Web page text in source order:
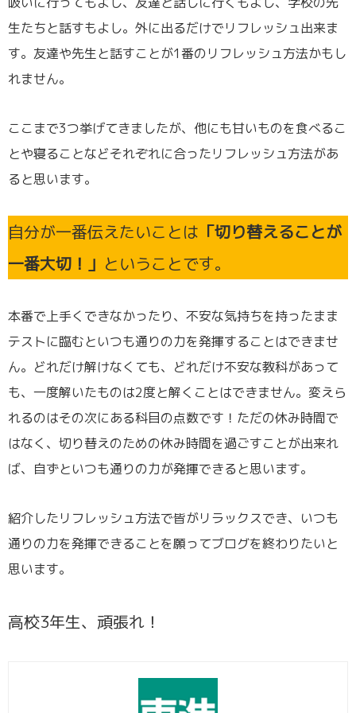
生たちと話すもよし。外に出るだけでリフレッシュ出来ま
す。友達や先生と話すことが1番のリフレッシュ方法かもし
れません。
ここまで3つ挙げてきましたが、他にも甘いものを食べるこ
とや寝ることなどそれぞれに合ったリフレッシュ方法があ
ると思います。
自分が一番伝えたいことは 「切り替えることが
一番大切！」 ということです。
本番で上手くできなかったり、不安な気持ちを持ったまま
テストに臨むといつも通りの力を発揮することはできませ
ん。どれだけ解けなくても、どれだけ不安な教科があって
も、一度解いたものは2度と解くことはできません。変えら
れるのはその次にある科目の点数です！ただの休み時間で
はなく、切り替えのための休み時間を過ごすことが出来れ
ば、自ずといつも通りの力が発揮できると思います。
紹介したリフレッシュ方法で皆がリラックスでき、いつも
通りの力を発揮できることを願ってブログを終わりたいと
思います。
高校3年生、頑張れ！